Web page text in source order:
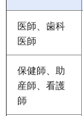
医師、歯科
医師
保健師、助
産師、看護
師